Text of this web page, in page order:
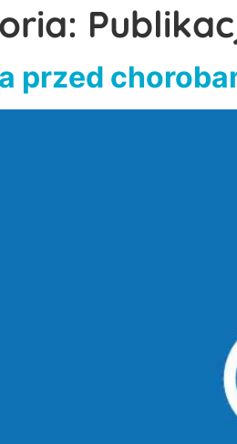
przed